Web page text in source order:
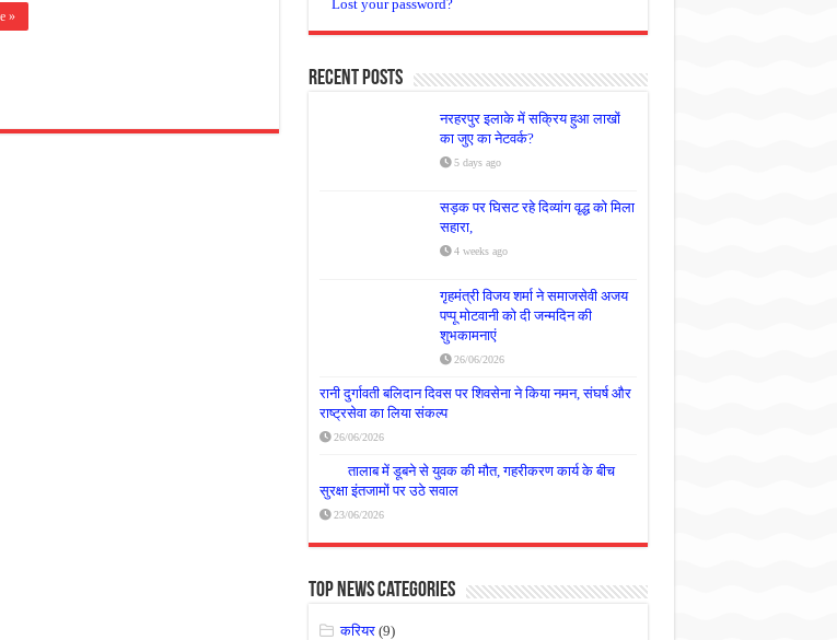
में जागरूकता कार्यक्रम आयोजित
»
Lost your password?
Recent Posts
नरहरपुर इलाके में सक्रिय हुआ लाखों
का जुए का नेटवर्क?
5 days ago
सड़क पर घिसट रहे दिव्यांग वृद्ध को मिला
सहारा,
4 weeks ago
गृहमंत्री विजय शर्मा ने समाजसेवी अजय
पप्पू मोटवानी को दी जन्मदिन की
शुभकामनाएं
26/06/2026
रानी दुर्गावती बलिदान दिवस पर शिवसेना ने किया नमन, संघर्ष और
राष्ट्रसेवा का लिया संकल्प
26/06/2026
तालाब में डूबने से युवक की मौत, गहरीकरण कार्य के बीच
सुरक्षा इंतजामों पर उठे सवाल
23/06/2026
Top News Categories
करियर (9)